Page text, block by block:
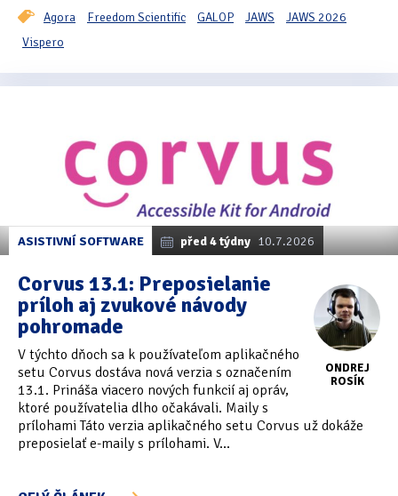
Agora Freedom Scientific GALOP JAWS
JAWS 2026
Vispero
ASISTIVNÍ SOFTWARE před 4 týdny 10.7.2026
ONDREJ
ROSÍK
Corvus 13.1: Preposielanie
príloh aj zvukové návody
pohromade
V týchto dňoch sa k používateľom aplikačného
setu Corvus dostáva nová verzia s označením
13.1. Prináša viacero nových funkcií aj opráv,
ktoré používatelia dlho očakávali. Maily s
prílohami Táto verzia aplikačného setu Corvus už dokáže
preposielať e-maily s prílohami. V...